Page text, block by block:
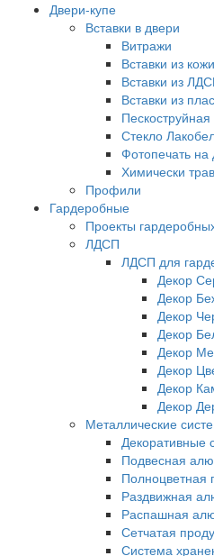
Двери-купе
Вставки в двери
Витражи
Вставки из кожи
Вставки из
Вставки из
Стекло
Фотопечать на
Химически
Профили
Гардеробные
Проекты
ЛДСП
ЛДСП для
Декор
Декор
Декор
Декор
Декор
Декор
Декор
Декор
Металлические
Декоративные
Подвесная
Полноцветная
Раздвижная
Распашная
Сетчатая
Система